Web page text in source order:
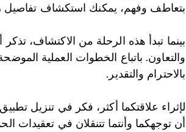
بتعاطف وفهم، يمكنك استكشاف
بينما تبدأ هذه الرحلة من الاكتشاف،
والتعاون. باتباع الخطوات العملية
بالاحترام والتقدير.
أن توجهكما وأنتما تتنقلان في تعقيدات